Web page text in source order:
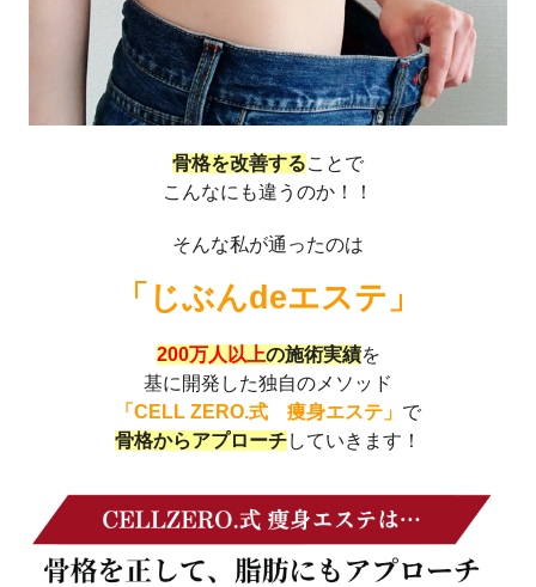
骨格を改善することで
こんなにも違うのか！！
そんな私が通ったのは
「じぶんdeエステ」
200万人以上の施術実績を
基に開発した独自のメソッド
「CELL ZERO.式 痩身エステ」 で
骨格からアプローチしていきます！